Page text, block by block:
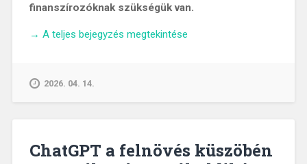
finanszírozóknak szükségük van.
„A
szerepe
kutatói
→ A teljes bejegyzés megtekintése
2026. 04. 14.
ChatGPT a felnövés küszöbén